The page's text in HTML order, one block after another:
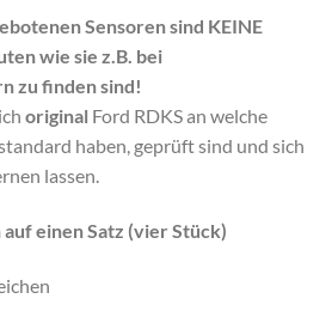
Sensoren sind KEINE
wie sie z.B. bei
zu finden sind!
original Ford RDKS an welche
haben, geprüft sind und sich
lassen.
einen Satz (vier Stück)